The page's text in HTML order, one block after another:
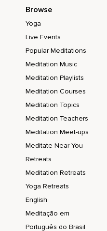
Ya lo he observado.
Todos tenemos el mismo
He visto una gran claridad
Cuando un sujeto se acerca a
Inmediatamente ven la
Altura y todas las
Eso los ayuda.
Entonces,
Browse
Yoga
Live Events
Popular Meditations
Meditation Music
Meditation Playlists
Meditation Courses
Meditation Topics
Meditation Teachers
Meditation Meet-ups
Meditate Near You
Retreats
Meditation Retreats
Yoga Retreats
English
Meditação em
Português do Brasil